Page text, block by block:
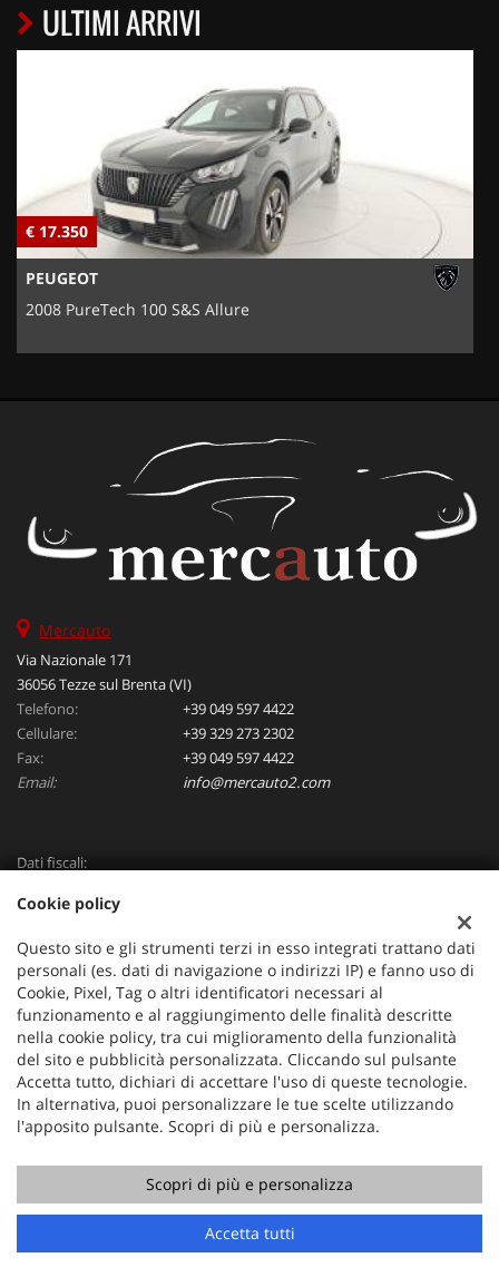
ULTIMI ARRIVI
€ 17.350
PEUGEOT
2008 PureTech 100 S&S Allure
Mercauto
Via Nazionale 171
36056 Tezze sul Brenta (VI)
Telefono:
+39 049 597 4422
Cellulare:
+39 329 273 2302
Fax:
+39 049 597 4422
Email:
info@mercauto2.com
Dati fiscali:
Via Nazionale, 171 PD - 36056 Tezze sul Brenta
Registro delle imprese:PD
Copyright © 2026 GestionaleAuto.com S.r.l., Tutti i diritti
riservati -Leggi l'informativa sulla privacy-Cookie Policy
GestionaleAuto.com
Cookie policy
Questo sito e gli strumenti terzi in esso integrati trattano dati
personali (es. dati di navigazione o indirizzi IP) e fanno uso di
Cookie, Pixel, Tag o altri identificatori necessari al
funzionamento e al raggiungimento delle finalità descritte
nella cookie policy, tra cui miglioramento della funzionalità
del sito e pubblicità personalizzata. Cliccando sul pulsante
Accetta tutto, dichiari di accettare l'uso di queste tecnologie.
In alternativa, puoi personalizzare le tue scelte utilizzando
l'apposito pulsante. Scopri di più e personalizza.
Scopri di più e personalizza
Accetta tutti